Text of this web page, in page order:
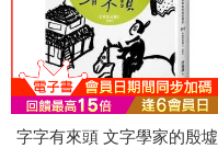
字字有來頭 文字學家的殷墟